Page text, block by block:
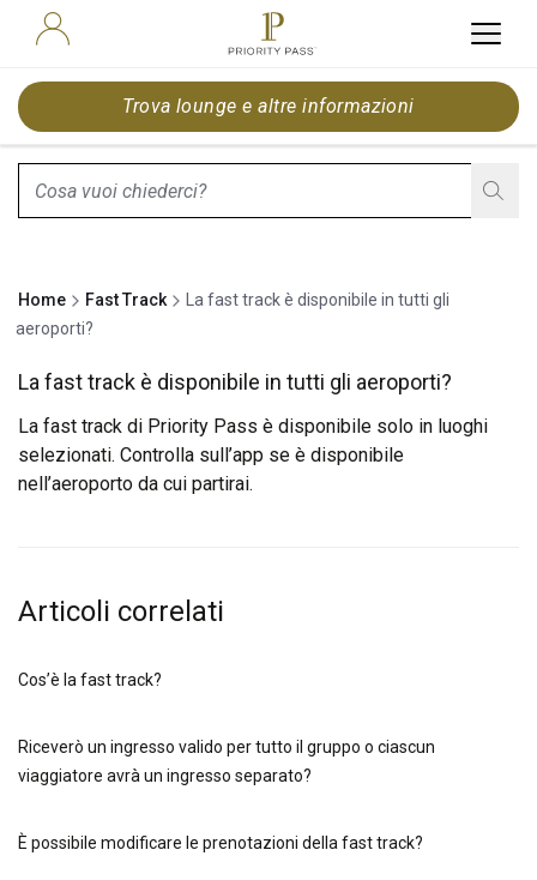
Trova lounge e altre informazioni
Home Fast Track
La fast track è disponibile in tutti gli
aeroporti?
La fast track è disponibile in tutti gli aeroporti?
La fast track di Priority Pass è disponibile solo in luoghi
selezionati. Controlla sull’app se è disponibile
nell’aeroporto da cui partirai.
Articoli correlati
Cos’è la fast track?
Riceverò un ingresso valido per tutto il gruppo o ciascun
viaggiatore avrà un ingresso separato?
È possibile modificare le prenotazioni della fast track?